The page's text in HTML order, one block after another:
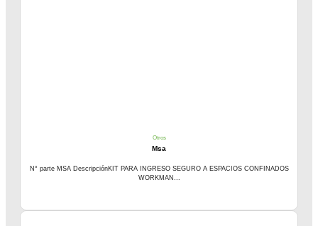
Otros
Msa
N° parte MSA DescripciónKIT PARA INGRESO SEGURO A ESPACIOS CONFINADOS
WORKMAN...